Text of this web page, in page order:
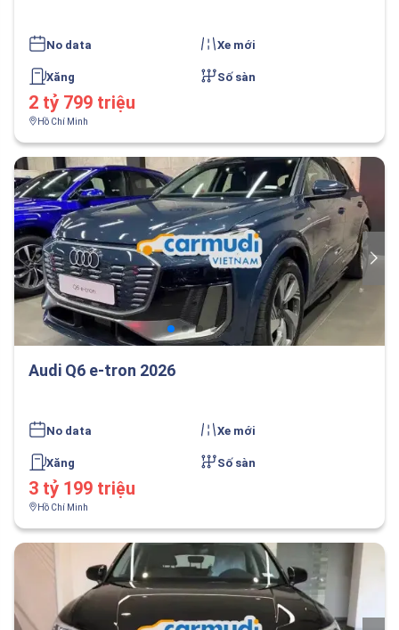
No data Xe mới
Xăng Số sàn
2 tỷ 799 triệu
Hồ Chí Minh
Audi Q6 e-tron 2026
No data Xe mới
Xăng Số sàn
3 tỷ 199 triệu
Hồ Chí Minh